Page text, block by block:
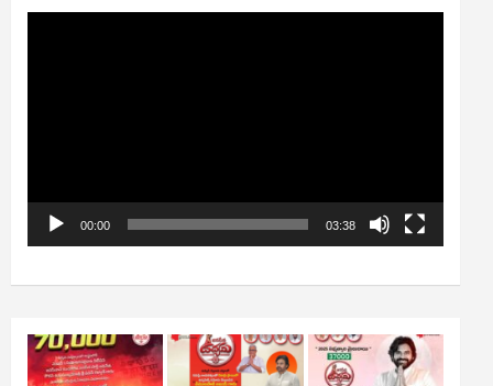
00:00 03:38